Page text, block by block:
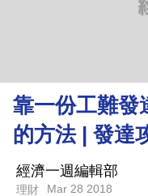
理
財
商
業
科
靠一份工難發
的方法 | 發達
經濟一週編輯部
理財 Mar 28 2018